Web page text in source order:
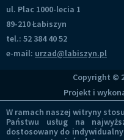
ul. Plac 1000-lecia 1
89-210 Łabiszyn
tel.: 52 384 40 52
e-mail: urzad@labiszyn.pl
Copyright ©
Projekt i
W ramach naszej witryny
Państwu usług na
dostosowany do